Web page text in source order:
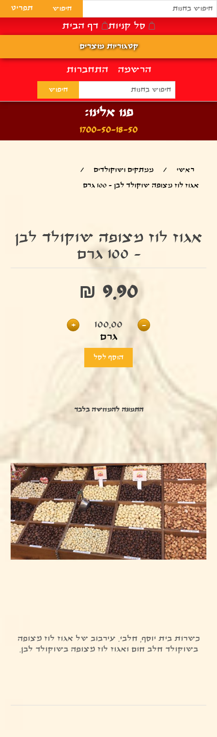
הרשמה התחברות
סל קניות דף הבית
פנו אלינו:
1700-50-18-50
ראשי / ממתקים ושוקולדים
/
אגוז לוז מצופה שוקולד לבן - 100 גרם
אגוז לוז מצופה שוקולד לבן
- 100 גרם
₪ 9.90
-
100.00
גרם
+
התמונה להמחשה בלבד
כשרות בית יוסף, חלבי. עירבוב של אגוז לוז מצופה
בשוקולד חלב חום ואגוז לוז מצופה בשוקולד לבן.
תפריט
קטגוריות מוצרים